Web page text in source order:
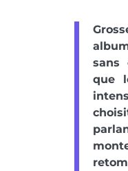
sans
que